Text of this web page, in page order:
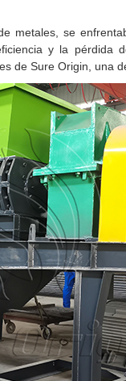
metales, se
y la pérdida
de Sure Origin, una